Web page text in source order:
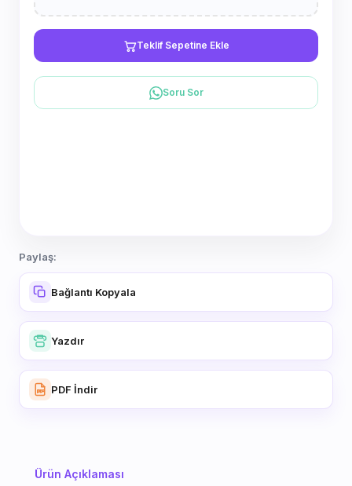
Teklif Sepetine Ekle
Soru Sor
Paylaş:
Bağlantı Kopyala
Yazdır
PDF İndir
Ürün Açıklaması